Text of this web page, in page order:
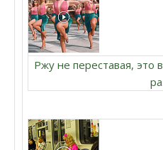
Ржу не переставая,